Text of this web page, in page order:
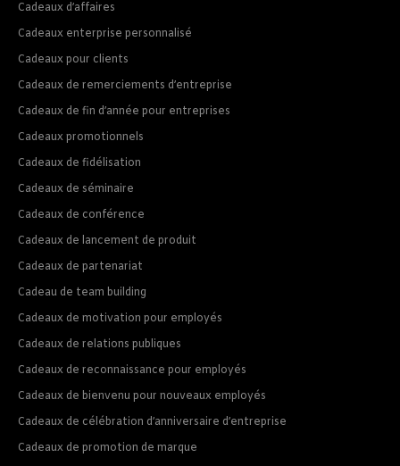
Cadeaux d’affaires
Cadeaux enterprise personnalisé
Cadeaux pour clients
Cadeaux de remerciements d’entreprise
Cadeaux de fin d’année pour entreprises
Cadeaux promotionnels
Cadeaux de fidélisation
Cadeaux de séminaire
Cadeaux de conférence
Cadeaux de lancement de produit
Cadeaux de partenariat
Cadeau de team building
Cadeaux de motivation pour employés
Cadeaux de relations publiques
Cadeaux de reconnaissance pour employés
Cadeaux de bienvenu pour nouveaux employés
Cadeaux de célébration d’anniversaire d’entreprise
Cadeaux de promotion de marque